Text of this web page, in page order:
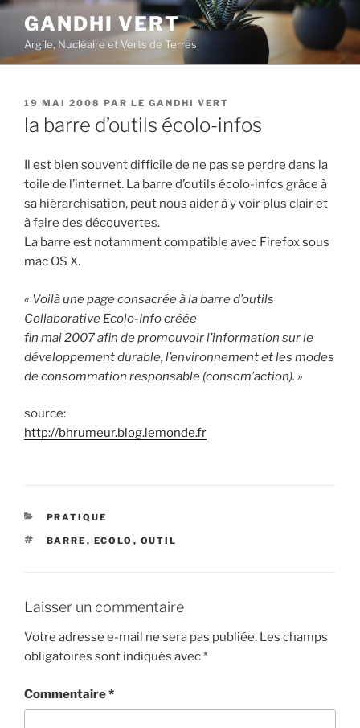
Aller
contenu
principal
GANDHI VERT
Argile, Nucléaire et Verts de Terres
PUBLIÉ
LE
19 MAI 2008 PAR LE GANDHI VERT
la barre d’outils écolo-infos
Il est bien souvent difficile de ne pas se perdre dans la
toile de l’internet. La barre d’outils écolo-infos grâce à
sa hiérarchisation, peut nous aider à y voir plus clair et
à faire des découvertes.
La barre est notamment compatible avec Firefox sous
mac OS X.
« Voilà une page consacrée à la barre d’outils
Collaborative Ecolo-Info créée
fin mai 2007 afin de promouvoir l’information sur le
développement durable, l’environnement et les modes
de consommation responsable (consom’action). »
source:
http://bhrumeur.blog.lemonde.fr
CATÉGORIES
PRATIQUE
ÉTIQUETTES
BARRE , ECOLO , OUTIL
Laisser un commentaire
Votre adresse e-mail ne sera pas publiée. Les champs
obligatoires sont indiqués avec*
Commentaire*